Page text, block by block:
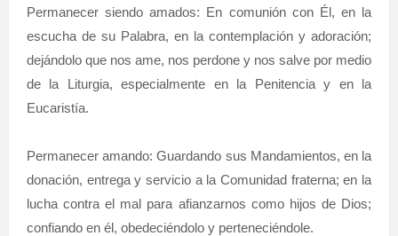
Permanecer siendo amados: En comunión con Él, en la
escucha de su Palabra, en la contemplación y adoración;
dejándolo que nos ame, nos perdone y nos salve por medio
de la Liturgia, especialmente en la Penitencia y en la
Eucaristía.
Permanecer amando: Guardando sus Mandamientos, en la
donación, entrega y servicio a la Comunidad fraterna; en la
lucha contra el mal para afianzarnos como hijos de Dios;
confiando en él, obedeciéndolo y perteneciéndole.